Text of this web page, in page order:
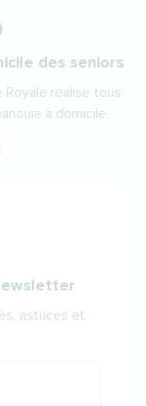
des seniors
Royale réalise tous
à domicile.
astuces et